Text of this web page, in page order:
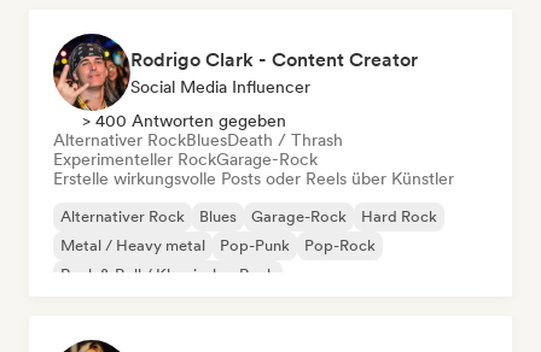
Rodrigo Clark - Content Creator
Social Media Influencer
> 400 Antworten gegeben
Alternativer RockBluesDeath / Thrash
Experimenteller RockGarage-Rock
Erstelle wirkungsvolle Posts oder Reels über Künstler
Alternativer Rock Blues Garage-Rock
Hard Rock
Metal / Heavy metal
Pop-Punk
Pop-Rock
Rock & Roll / Klassischer Rock